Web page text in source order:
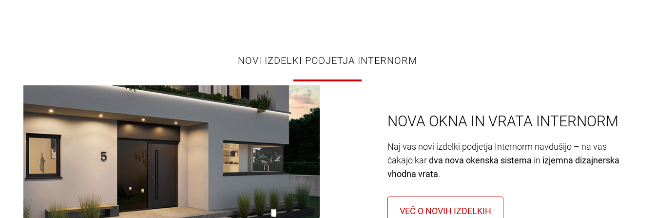
NOVI IZDELKI PODJETJA INTERNORM
NOVA OKNA IN VRATA INTERNORM
Naj vas novi izdelki podjetja Internorm navdušijo – na vas
čakajo kardva nova okenska sistema in izjemna dizajnerska
vhodna vrata.